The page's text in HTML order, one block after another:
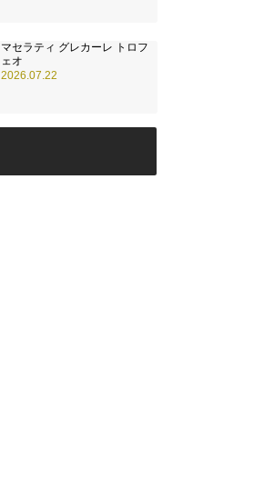
マセラティ グレカーレ トロフ
ェオ
2026.07.22